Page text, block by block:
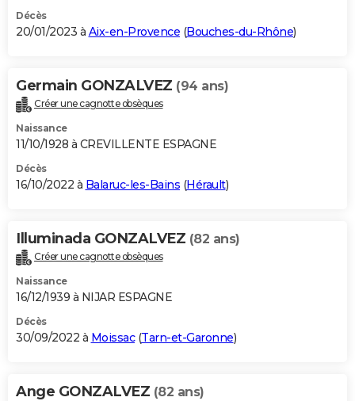
Décès
20/01/2023 à Aix-en-Provence (Bouches-du-Rhône)
Germain GONZALVEZ (94 ans)
Créer une cagnotte obsèques
Naissance
11/10/1928 à CREVILLENTE ESPAGNE
Décès
16/10/2022 à Balaruc-les-Bains (Hérault)
Illuminada GONZALVEZ (82 ans)
Créer une cagnotte obsèques
Naissance
16/12/1939 à NIJAR ESPAGNE
Décès
30/09/2022 à Moissac(Tarn-et-Garonne)
Ange GONZALVEZ (82 ans)